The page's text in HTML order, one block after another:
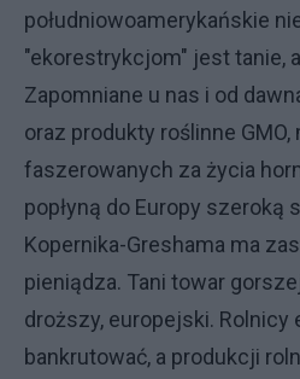
południowoamerykańskie
"ekorestrykcjom" jest tanie,
Zapomniane u nas i od
oraz produkty roślinne
faszerowanych za życia
popłyną do Europy szeroką
Kopernika-Greshama ma
pieniądza. Tani towar
droższy, europejski. Rolnicy
bankrutować, a produkcji